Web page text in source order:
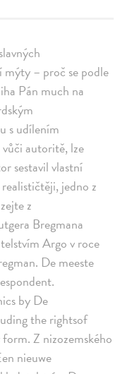
mýty – proč se podle
Pán much na
s udílením
autoritě, lze
sestavil vlastní
jedno z
z
Bregmana
Argo v roce
De meeste
by De
the rightsof
Z nizozemského
nieuwe